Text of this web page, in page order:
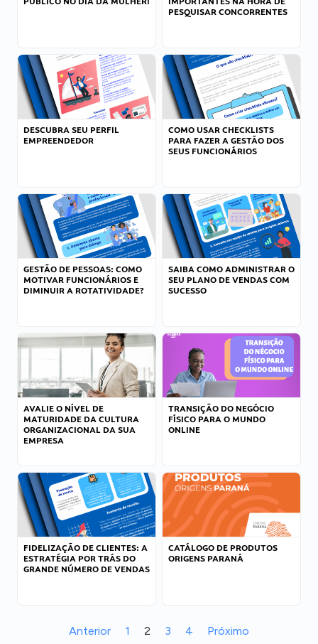
PESQUISAR CONCORRENTES
DESCUBRA SEU PERFIL
EMPREENDEDOR
COMO USAR CHECKLISTS
PARA FAZER A GESTÃO DOS
SEUS FUNCIONÁRIOS
GESTÃO DE PESSOAS: COMO
MOTIVAR FUNCIONÁRIOS E
DIMINUIR A ROTATIVIDADE?
SAIBA COMO ADMINISTRAR O
SEU PLANO DE VENDAS COM
SUCESSO
AVALIE O NÍVEL DE
MATURIDADE DA CULTURA
ORGANIZACIONAL DA SUA
EMPRESA
TRANSIÇÃO DO NEGÓCIO
FÍSICO PARA O MUNDO
ONLINE
FIDELIZAÇÃO DE CLIENTES: A
ESTRATÉGIA POR TRÁS DO
GRANDE NÚMERO DE VENDAS
CATÁLOGO DE PRODUTOS
ORIGENS PARANÁ
Anterior 1 2 3 4 Próximo